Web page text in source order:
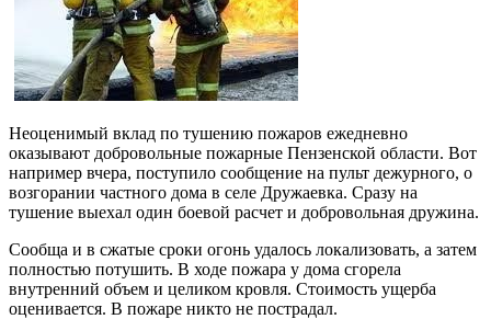
Неоценимый вклад по тушению пожаров ежедневно
оказывают добровольные пожарные Пензенской области. Вот
например вчера, поступило сообщение на пульт дежурного, о
возгорании частного дома в селе Дружаевка. Сразу на
тушение выехал один боевой расчет и добровольная дружина.
Сообща и в сжатые сроки огонь удалось локализовать, а затем
полностью потушить. В ходе пожара у дома сгорела
внутренний объем и целиком кровля. Стоимость ущерба
оценивается. В пожаре никто не пострадал.